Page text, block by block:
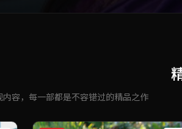
容，每一部都是不容错过的精品之作